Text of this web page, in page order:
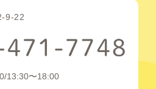
9-22
13:30〜18:00